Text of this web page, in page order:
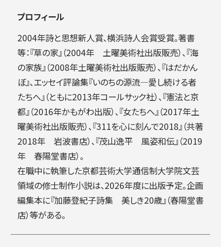
プロフィール
2004年詩と思想新人賞、横浜詩人会賞受賞。著書
等：『草の家』（2004年 土曜美術社出版販売）、『海
の家族』（2008年土曜美術社出版販売）、『はだかん
ぼ』、エッセイ評論集『いのちの源流―愛し続ける者
たちへ』（ともに2013年コールサック社）、『憲法と京
都』（2016年かもがわ出版）、『女たちへ』（2017年土
曜美術社出版販売）、『311を心に刻んで2018』（共著
2018年 岩波書店）、『茂山逸平 風姿和伝』（2019
年 春陽堂書店）。
在職中に執筆した京都芸術大学通信制大学院文芸
領域の修士制作小説は、2026年度に出版予定。企画
編集本に『加藤登紀子詩集 美しき20歳』（春陽堂書
店）等がある。